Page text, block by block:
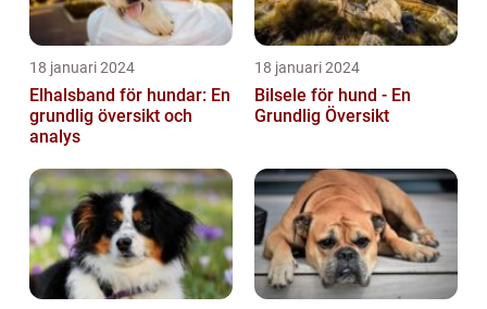
18 januari 2024
Elhalsband för hundar: En
grundlig översikt och
analys
18 januari 2024
Bilsele för hund - En
Grundlig Översikt